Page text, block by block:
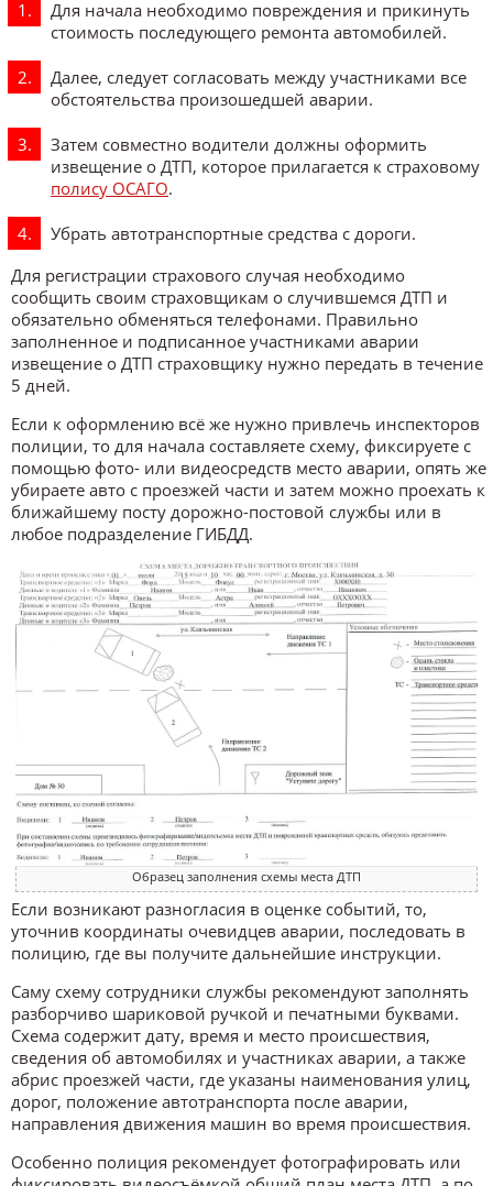
Для начала необходимо повреждения и прикинуть
стоимость последующего ремонта автомобилей.
Далее, следует согласовать между участниками все
обстоятельства произошедшей аварии.
Затем совместно водители должны оформить
извещение о ДТП, которое прилагается к страховому
полису ОСАГО.
Убрать автотранспортные средства с дороги.
Для регистрации страхового случая необходимо
сообщить своим страховщикам о случившемся ДТП и
обязательно обменяться телефонами. Правильно
заполненное и подписанное участниками аварии
извещение о ДТП страховщику нужно передать в течение
5 дней.
Если к оформлению всё же нужно привлечь инспекторов
полиции, то для начала составляете схему, фиксируете с
помощью фото- или видеосредств место аварии, опять же
убираете авто с проезжей части и затем можно проехать к
ближайшему посту дорожно-постовой службы или в
любое подразделение ГИБДД.
Образец заполнения схемы места ДТП
Если возникают разногласия в оценке событий, то,
уточнив координаты очевидцев аварии, последовать в
полицию, где вы получите дальнейшие инструкции.
Саму схему сотрудники службы рекомендуют заполнять
разборчиво шариковой ручкой и печатными буквами.
Схема содержит дату, время и место происшествия,
сведения об автомобилях и участниках аварии, а также
абрис проезжей части, где указаны наименования улиц,
дорог, положение автотранспорта после аварии,
направления движения машин во время происшествия.
Особенно полиция рекомендует фотографировать или